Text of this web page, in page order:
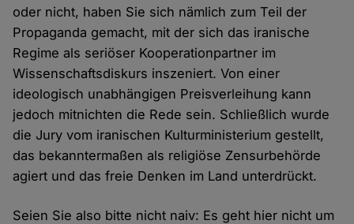
oder nicht, haben Sie sich nämlich zum Teil der
Propaganda gemacht, mit der sich das iranische
Regime als seriöser Kooperationpartner im
Wissenschaftsdiskurs inszeniert. Von einer
ideologisch unabhängigen Preisverleihung kann
jedoch mitnichten die Rede sein. Schließlich wurde
die Jury vom iranischen Kulturministerium gestellt,
das bekanntermaßen als religiöse Zensurbehörde
agiert und das freie Denken im Land unterdrückt.
Seien Sie also bitte nicht naiv: Es geht hier nicht um